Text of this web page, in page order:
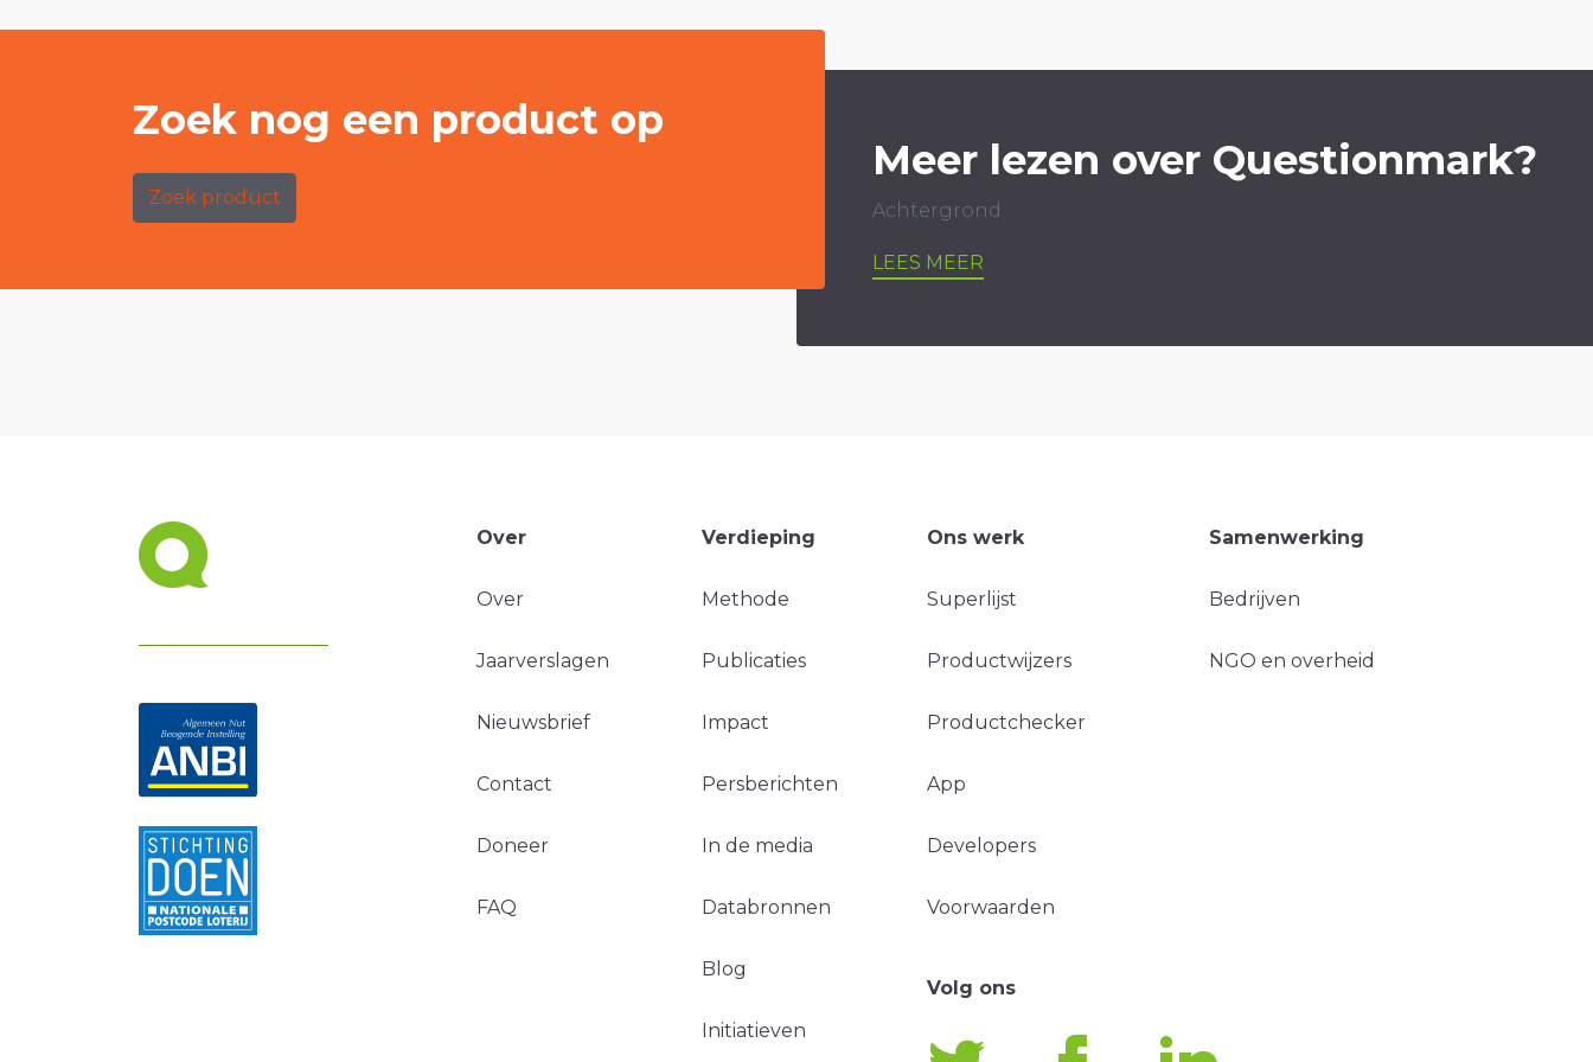
Zoek nog een product op
Zoek product
Meer lezen over Questionmark?
Achtergrond
LEES MEER
Over
Over
Jaarverslagen
Nieuwsbrief
Contact
Doneer
FAQ
Verdieping
Methode
Publicaties
Impact
Persberichten
In de media
Databronnen
Blog
Initiatieven
Ons werk
Superlijst
Productwijzers
Productchecker
App
Developers
Voorwaarden
Samenwerking
Bedrijven
NGO en overheid
Volg ons